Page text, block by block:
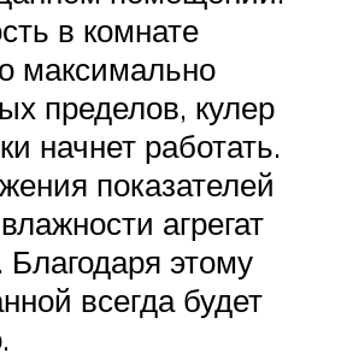
в комнате
максимально
пределов, кулер
начнет работать.
показателей
агрегат
Благодаря этому
всегда будет